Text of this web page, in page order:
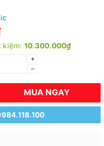
kiệm: 10.300.000₫
+
–
MUA NGAY